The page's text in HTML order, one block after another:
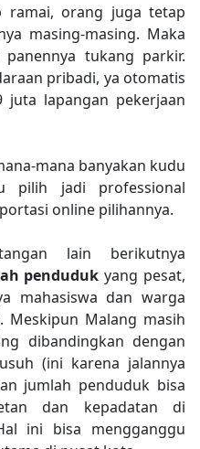
ramai, orang juga tetap
masing-masing. Maka
tukang parkir.
pribadi, ya otomatis
lapangan pekerjaan
mana banyakan kudu
pilih jadi professional
online pilihannya.
lain berikutnya
penduduk yang pesat,
mahasiswa dan warga
Malang masih
dibandingkan dengan
(ini karena jalannya
jumlah penduduk bisa
dan kepadatan di
ini bisa mengganggu